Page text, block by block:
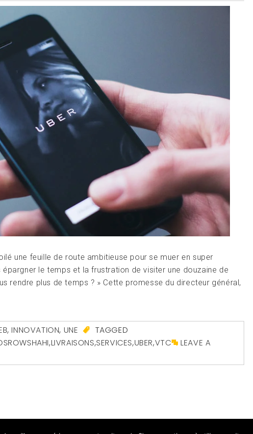
une feuille de route ambitieuse pour se muer en super
le temps et la frustration de visiter une douzaine de
rendre plus de temps ? » Cette promesse du directeur général,
,INNOVATION, UNE
TAGGED
,LIVRAISONS,SERVICES,UBER,VTC
LEAVE A